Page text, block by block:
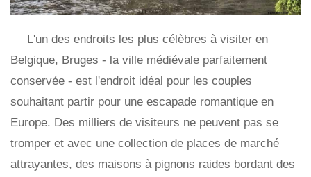
L'un des endroits les plus célèbres à visiter en
Belgique, Bruges - la ville médiévale parfaitement
conservée - est l'endroit idéal pour les couples
souhaitant partir pour une escapade romantique en
Europe. Des milliers de visiteurs ne peuvent pas se
tromper et avec une collection de places de marché
attrayantes, des maisons à pignons raides bordant des